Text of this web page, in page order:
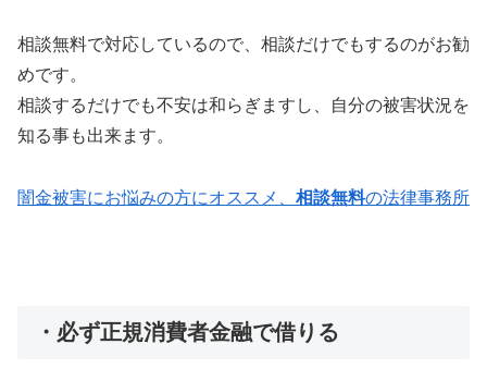
相談無料で対応しているので、相談だけでもするのがお勧
めです。
相談するだけでも不安は和らぎますし、自分の被害状況を
知る事も出来ます。
闇金被害にお悩みの方にオススメ、 相談無料の法律事務所
・必ず正規消費者金融で借りる